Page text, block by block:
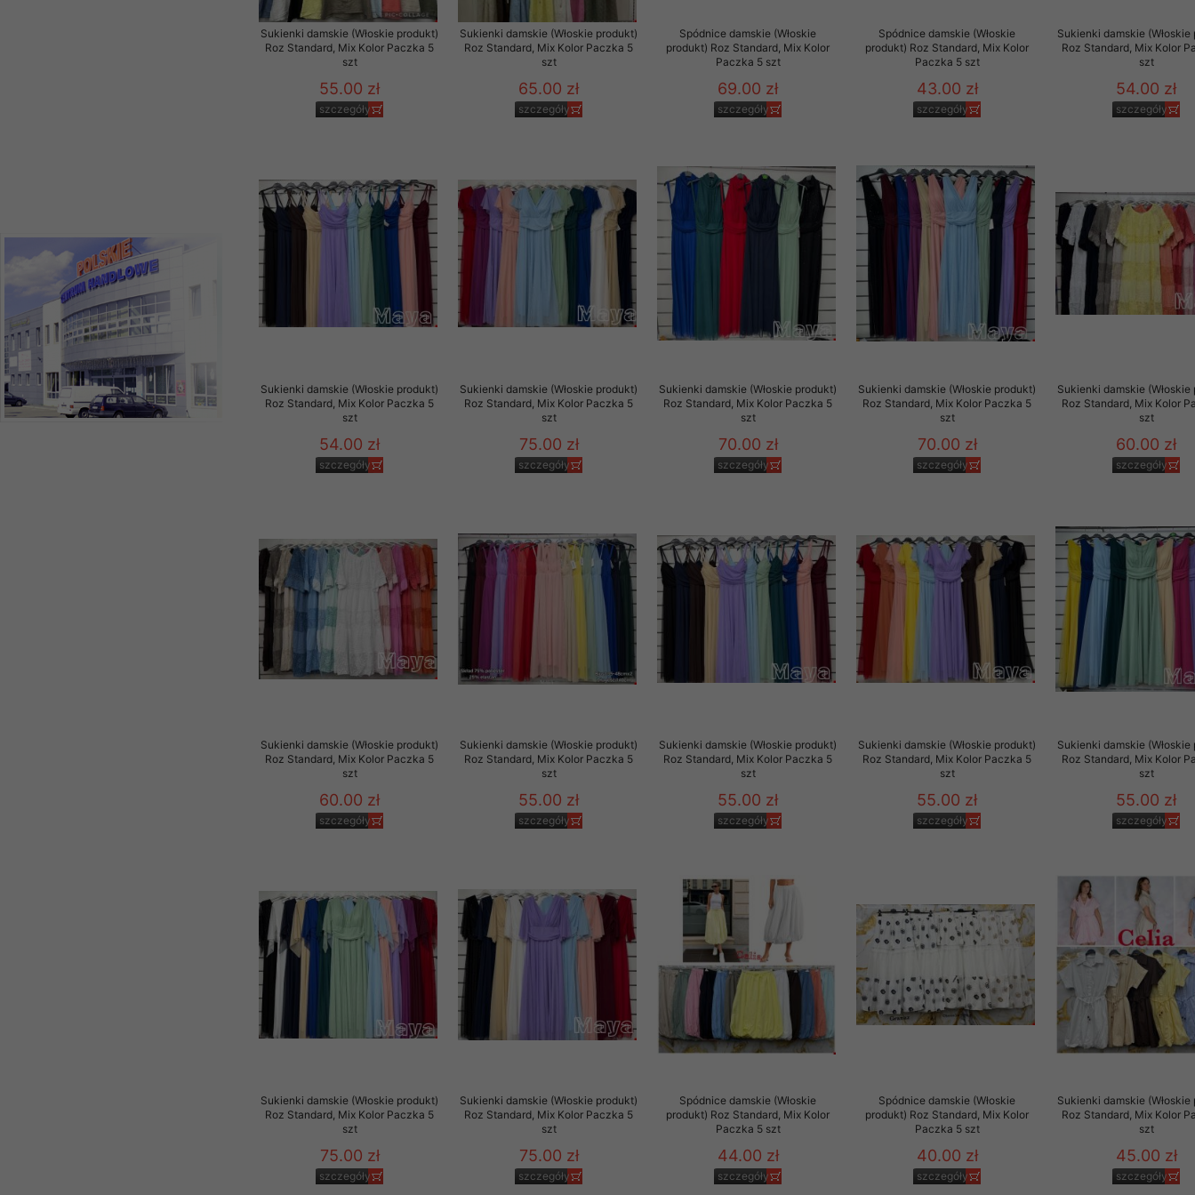
Sukienki damskie (Włoskie produkt)
Roz Standard, Mix Kolor Paczka 5
szt
55.00 zł
szczegóły
Sukienki damskie (Włoskie produkt)
Roz Standard, Mix Kolor Paczka 5
szt
65.00 zł
szczegóły
Spódnice damskie (Włoskie
produkt) Roz Standard, Mix Kolor
Paczka 5 szt
69.00 zł
szczegóły
Spódnice damskie (Włoskie
produkt) Roz Standard, Mix Kolor
Paczka 5 szt
43.00 zł
szczegóły
Sukienki damskie (Włoskie
Roz Standard, Mix Kolor
szt
54.00 zł
szczegóły
Sukienki damskie (Włoskie produkt)
Roz Standard, Mix Kolor Paczka 5
szt
54.00 zł
szczegóły
Sukienki damskie (Włoskie produkt)
Roz Standard, Mix Kolor Paczka 5
szt
75.00 zł
szczegóły
Sukienki damskie (Włoskie produkt)
Roz Standard, Mix Kolor Paczka 5
szt
70.00 zł
szczegóły
Sukienki damskie (Włoskie produkt)
Roz Standard, Mix Kolor Paczka 5
szt
70.00 zł
szczegóły
Sukienki damskie (Włoskie
Roz Standard, Mix Kolor
szt
60.00 zł
szczegóły
Sukienki damskie (Włoskie produkt)
Roz Standard, Mix Kolor Paczka 5
szt
60.00 zł
szczegóły
Sukienki damskie (Włoskie produkt)
Roz Standard, Mix Kolor Paczka 5
szt
55.00 zł
szczegóły
Sukienki damskie (Włoskie produkt)
Roz Standard, Mix Kolor Paczka 5
szt
55.00 zł
szczegóły
Sukienki damskie (Włoskie produkt)
Roz Standard, Mix Kolor Paczka 5
szt
55.00 zł
szczegóły
Sukienki damskie (Włoskie
Roz Standard, Mix Kolor
szt
55.00 zł
szczegóły
Sukienki damskie (Włoskie produkt)
Roz Standard, Mix Kolor Paczka 5
szt
75.00 zł
szczegóły
Sukienki damskie (Włoskie produkt)
Roz Standard, Mix Kolor Paczka 5
szt
75.00 zł
szczegóły
Spódnice damskie (Włoskie
produkt) Roz Standard, Mix Kolor
Paczka 5 szt
44.00 zł
szczegóły
Spódnice damskie (Włoskie
produkt) Roz Standard, Mix Kolor
Paczka 5 szt
40.00 zł
szczegóły
Sukienki damskie (Włoskie
Roz Standard, Mix Kolor
szt
45.00 zł
szczegóły